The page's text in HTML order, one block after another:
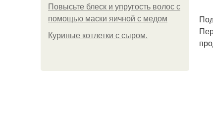
Повысьте блеск и упругость волос с
помощью маски яичной с медом
Куриные котлетки с сыром.